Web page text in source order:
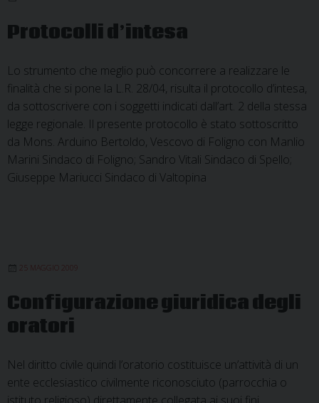
Protocolli d’intesa
Lo strumento che meglio può concorrere a realizzare le
finalità che si pone la L.R. 28/04, risulta il protocollo d’intesa,
da sottoscrivere con i soggetti indicati dall’art. 2 della stessa
legge regionale. Il presente protocollo è stato sottoscritto
da Mons. Arduino Bertoldo, Vescovo di Foligno con Manlio
Marini Sindaco di Foligno; Sandro Vitali Sindaco di Spello;
Giuseppe Mariucci Sindaco di Valtopina
25 MAGGIO 2009
Configurazione giuridica degli
oratori
Nel diritto civile quindi l’oratorio costituisce un’attività di un
ente ecclesiastico civilmente riconosciuto (parrocchia o